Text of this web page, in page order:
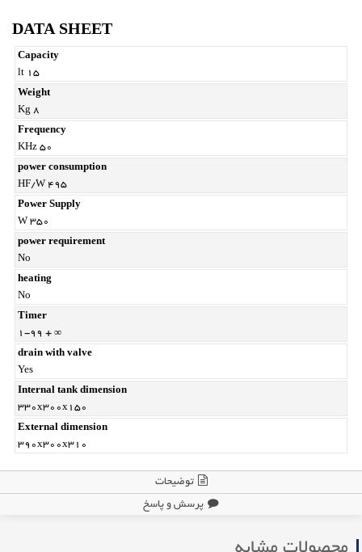
DATA SHEET
Capacity
lt 15
Weight
Kg 8
Frequency
KHz 50
power consumption
HF/W 495
Power Supply
W 350
power requirement
No
heating
No
Timer
1-99 + ∞
drain with valve
Yes
Internal tank dimension
330x300x150
External dimension
390x300x310
توضیحات
پرسش و پاسخ